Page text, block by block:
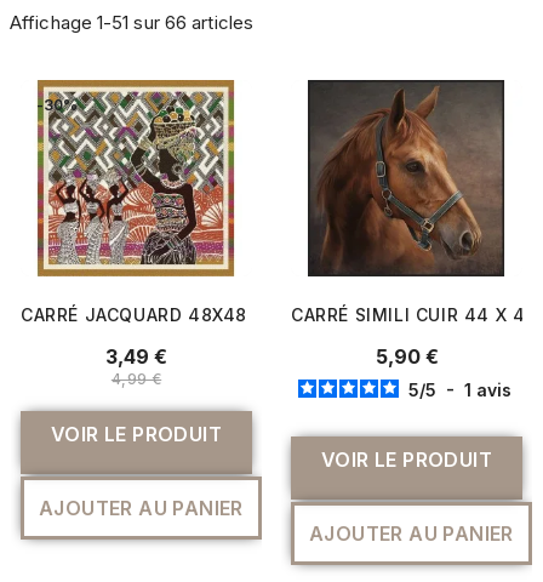
Affichage 1-51 sur 66 articles
-30%
CARRÉ JACQUARD 48X48 AFRIQUE
3,49 €
4,99 €
VOIR LE PRODUIT
AJOUTER AU PANIER
CARRÉ SIMILI CUIR 44 X 44
5,90 €
5/5 - 1 avis
VOIR LE PRODUIT
AJOUTER AU PANIER